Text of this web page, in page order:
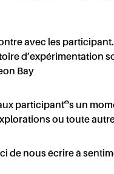
avec les
d’expérimentation
Bay
participant·es un
ou toute
de nous écrire à